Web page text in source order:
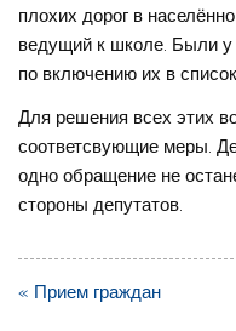
плохих дорог в
ведущий к школе. Были у
по включению их в
Для решения всех этих
соответсвующие меры.
одно обращение не
стороны депутатов.
Навигация
« Прием граждан